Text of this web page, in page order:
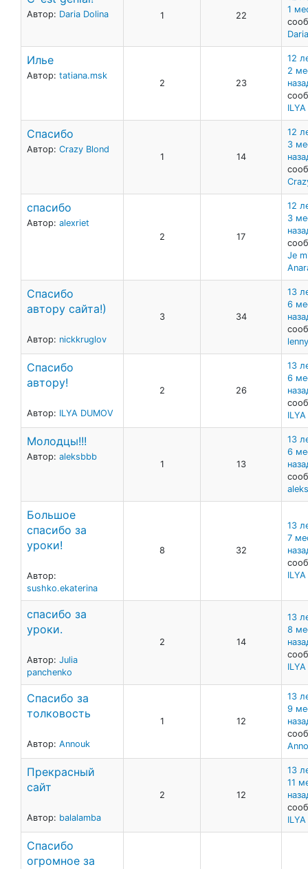
Автор: Daria Dolina 1 22
1
Илье
Автор: tatiana.msk
2 23
12
2
Спасибо
Автор: Crazy Blond
1 14
12
3
спасибо
Автор: alexriet
2
17
12
3
Je
Спасибо
автору сайта!)
Автор: nickkruglov
3 34
13
6
Спасибо
автору!
Автор: ILYA DUMOV
2 26
13
6
Молодцы!!!
Автор: aleksbbb
1 13
13
6
Большое
спасибо за
уроки!
Автор:
sushko.ekaterina
8 32
13
7
спасибо за
уроки.
Автор: Julia
panchenko
2 14
13
8
Спасибо за
толковость
Автор: Annouk
1 12
13
9
Прекрасный
сайт
Автор: balalamba
2 12
13
11
Спасибо
огромное за